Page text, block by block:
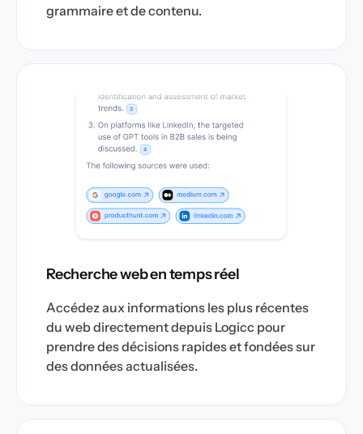
grammaire et de contenu.
Recherche web en temps réel
Accédez aux informations les plus récentes
du web directement depuis Logicc pour
prendre des décisions rapides et fondées sur
des données actualisées.